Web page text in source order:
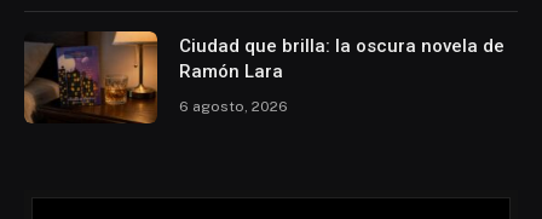
Ciudad que brilla: la oscura novela de
Ramón Lara
6 agosto, 2026